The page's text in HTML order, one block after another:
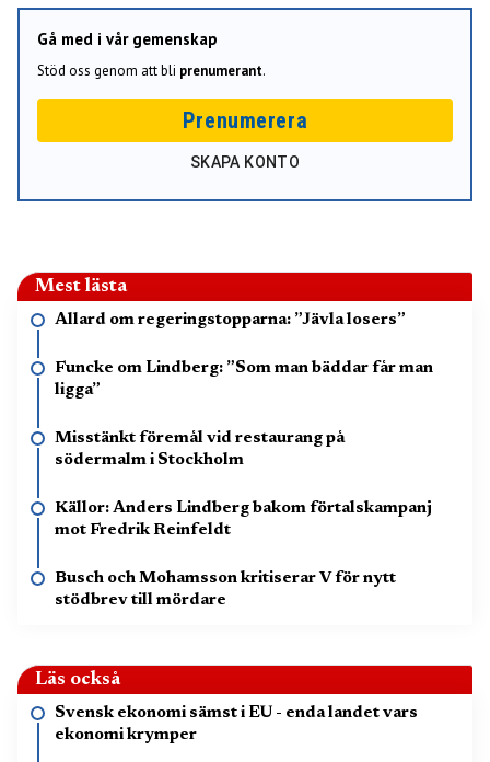
Gå med i vår gemenskap
Stöd oss genom att bli prenumerant.
Prenumerera
SKAPA KONTO
Mest lästa
Allard om regeringstopparna: ”Jävla losers”
Funcke om Lindberg: ”Som man bäddar får man
ligga”
Misstänkt föremål vid restaurang på
södermalm i Stockholm
Källor: Anders Lindberg bakom förtalskampanj
mot Fredrik Reinfeldt
Busch och Mohamsson kritiserar V för nytt
stödbrev till mördare
Läs också
Svensk ekonomi sämst i EU - enda landet vars
ekonomi krymper